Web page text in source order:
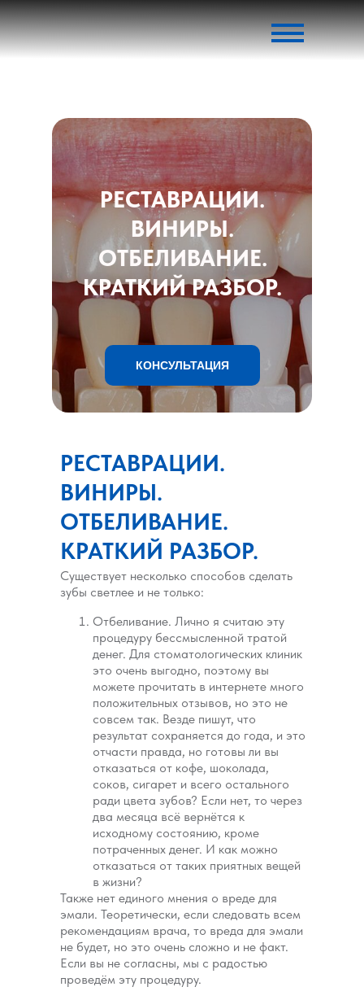
РЕСТАВРАЦИИ.
ВИНИРЫ.
ОТБЕЛИВАНИЕ.
КРАТКИЙ РАЗБОР.
КОНСУЛЬТАЦИЯ
РЕСТАВРАЦИИ.
ВИНИРЫ.
ОТБЕЛИВАНИЕ.
КРАТКИЙ РАЗБОР.
Существует несколько способов сделать
зубы светлее и не только:
Отбеливание. Лично я считаю эту
процедуру бессмысленной тратой
денег. Для стоматологических клиник
это очень выгодно, поэтому вы
можете прочитать в интернете много
положительных отзывов, но это не
совсем так. Везде пишут, что
результат сохраняется до года, и это
отчасти правда, но готовы ли вы
отказаться от кофе, шоколада,
соков, сигарет и всего остального
ради цвета зубов? Если нет, то через
два месяца всё вернётся к
исходному состоянию, кроме
потраченных денег. И как можно
отказаться от таких приятных вещей
в жизни?
Также нет единого мнения о вреде для
эмали. Теоретически, если следовать всем
рекомендациям врача, то вреда для эмали
не будет, но это очень сложно и не факт.
Если вы не согласны, мы с радостью
проведём эту процедуру.